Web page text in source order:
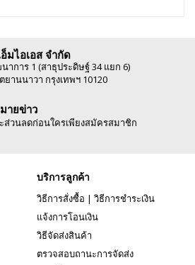
มไอเอส จำกัด
าการ 1 (สาธุประดิษฐ์ 34 แยก 6)
ยานนาวา กรุงเทพฯ 10120
ายข่าว
วนลดก่อนใครเพียงสมัครสมาชิก
บริการลูกค้า
วิธีการสั่งซื้อ | วิธีการชำระเงิน
แจ้งการโอนเงิน
วิธีจัดส่งสินค้า
ตรวจสอบถานะการจัดส่ง